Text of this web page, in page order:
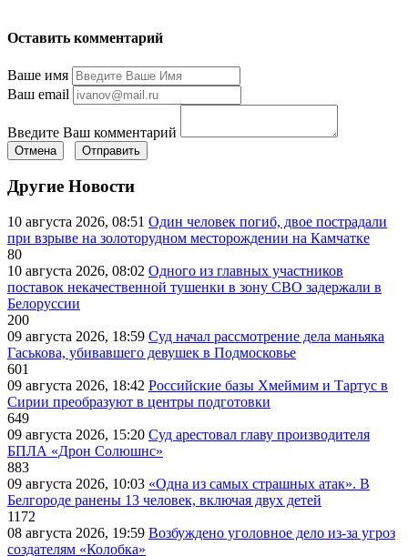
Оставить комментарий
Ваше имя
Ваш email
Введите Ваш комментарий
Отмена Отправить
Другие Новости
10 августа 2026, 08:51 Один человек погиб, двое пострадали
при взрыве на золоторудном месторождении на Камчатке
80
10 августа 2026, 08:02 Одного из главных участников
поставок некачественной тушенки в зону СВО задержали в
Белоруссии
200
09 августа 2026, 18:59 Суд начал рассмотрение дела маньяка
Гаськова, убивавшего девушек в Подмосковье
601
09 августа 2026, 18:42 Российские базы Хмеймим и Тартус в
Сирии преобразуют в центры подготовки
649
09 августа 2026, 15:20 Суд арестовал главу производителя
БПЛА «Дрон Солюшнс»
883
09 августа 2026, 10:03 «Одна из самых страшных атак». В
Белгороде ранены 13 человек, включая двух детей
1172
08 августа 2026, 19:59 Возбуждено уголовное дело из-за угроз
создателям «Колобка»